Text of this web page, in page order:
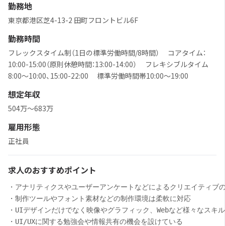
勤務地
東京都港区芝4-13-2 田町フロントビル6F
勤務時間
フレックスタイム制（1日の標準労働時間/8時間） コアタイム：
10:00-15:00（原則休憩時間：13:00-14:00） フレキシブルタイム
8:00～10:00、15:00-22:00 標準労働時間帯10:00～19:00
想定年収
504万〜683万
雇用形態
正社員
求人のおすすめポイント
・アナリティクスやユーザーアンケートなどによるクリエイティブ
・制作ツールやフォント素材などの制作環境は柔軟に対応
・UIデザインだけでなく映像やグラフィック、Webなど様々なスキ
・UI/UXに関する勉強会や情報共有の機会を設けている